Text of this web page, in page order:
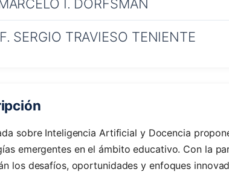
I. DORFSMAN
SERGIO TRAVIESO TENIENTE
sobre Inteligencia Artificial y Docencia
emergentes en el ámbito educativo. Con la
los desafíos, oportunidades y enfoques